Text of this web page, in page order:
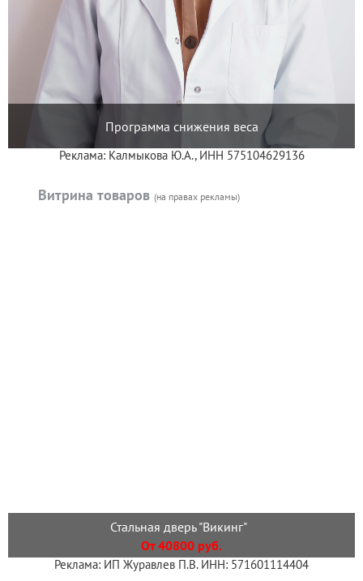
Программа снижения веса
Реклама: Калмыкова Ю.А., ИНН 575104629136
Витрина товаров (на правах рекламы)
Стальная дверь "Викинг"
От 40800 руб.
Реклама: ИП Журавлев П.В. ИНН: 571601114404